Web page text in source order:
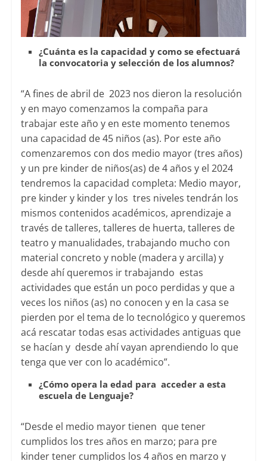
¿Cuánta es la capacidad y como se efectuará
la convocatoria y selección de los alumnos?
“A fines de abril de 2023 nos dieron la resolución
y en mayo comenzamos la compaña para
trabajar este año y en este momento tenemos
una capacidad de 45 niños (as). Por este año
comenzaremos con dos medio mayor (tres años)
y un pre kinder de niños(as) de 4 años y el 2024
tendremos la capacidad completa: Medio mayor,
pre kinder y kinder y los tres niveles tendrán los
mismos contenidos académicos, aprendizaje a
través de talleres, talleres de huerta, talleres de
teatro y manualidades, trabajando mucho con
material concreto y noble (madera y arcilla) y
desde ahí queremos ir trabajando estas
actividades que están un poco perdidas y que a
veces los niños (as) no conocen y en la casa se
pierden por el tema de lo tecnológico y queremos
acá rescatar todas esas actividades antiguas que
se hacían y desde ahí vayan aprendiendo lo que
tenga que ver con lo académico”.
¿Cómo opera la edad para acceder a esta
escuela de Lenguaje?
“Desde el medio mayor tienen que tener
cumplidos los tres años en marzo; para pre
kinder tener cumplidos los 4 años en marzo y